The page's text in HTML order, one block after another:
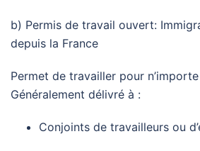
b) Permis de travail ouvert:
depuis la France
Permet de travailler pour
Généralement délivré à :
Conjoints de travailleurs ou